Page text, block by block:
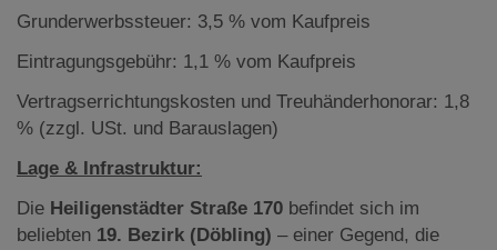
Grunderwerbssteuer: 3,5 % vom Kaufpreis
Eintragungsgebühr: 1,1 % vom Kaufpreis
Vertragserrichtungskosten und Treuhänderhonorar: 1,8
% (zzgl. USt. und Barauslagen)
Lage & Infrastruktur:
Die Heiligenstädter Straße 170 befindet sich im
beliebten 19. Bezirk (Döbling) – einer Gegend, die